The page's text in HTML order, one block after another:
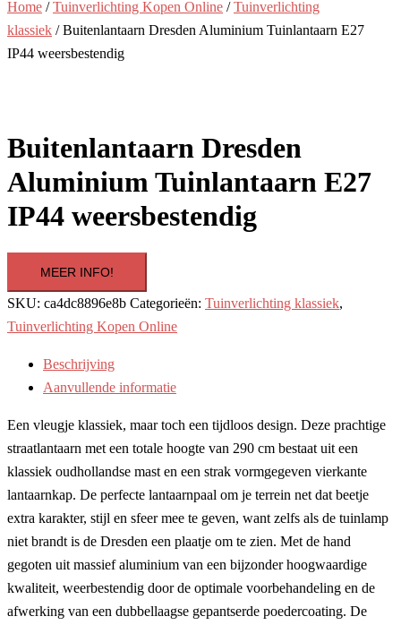
Home /Tuinverlichting Kopen Online /Tuinverlichting
klassiek / Buitenlantaarn Dresden Aluminium Tuinlantaarn E27
IP44 weersbestendig
Buitenlantaarn Dresden
Aluminium Tuinlantaarn E27
IP44 weersbestendig
MEER INFO!
SKU: ca4dc8896e8b Categorieën: Tuinverlichting klassiek,
Tuinverlichting Kopen Online
Beschrijving
Aanvullende informatie
Een vleugje klassiek, maar toch een tijdloos design. Deze prachtige
straatlantaarn met een totale hoogte van 290 cm bestaat uit een
klassiek oudhollandse mast en een strak vormgegeven vierkante
lantaarnkap. De perfecte lantaarnpaal om je terrein net dat beetje
extra karakter, stijl en sfeer mee te geven, want zelfs als de tuinlamp
niet brandt is de Dresden een plaatje om te zien. Met de hand
gegoten uit massief aluminium van een bijzonder hoogwaardige
kwaliteit, weerbestendig door de optimale voorbehandeling en de
afwerking van een dubbellaagse gepantserde poedercoating. De